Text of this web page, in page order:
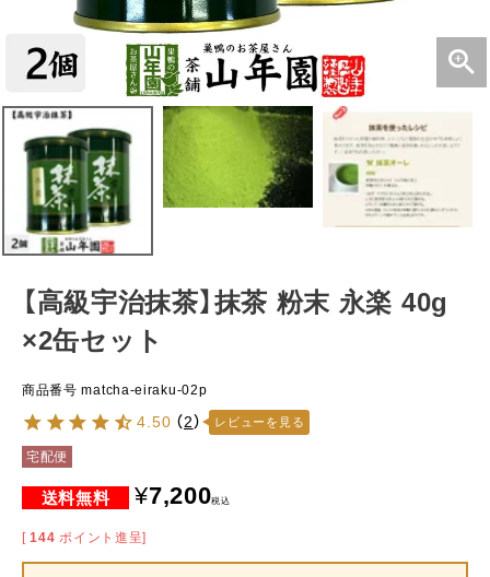
【高級宇治抹茶】抹茶 粉末 永楽 40g
×2缶セット
商品番号 matcha-eiraku-02p
4.50 （2） レビューを見る
宅配便
¥7,200税込
[ 144 ポイント進呈]